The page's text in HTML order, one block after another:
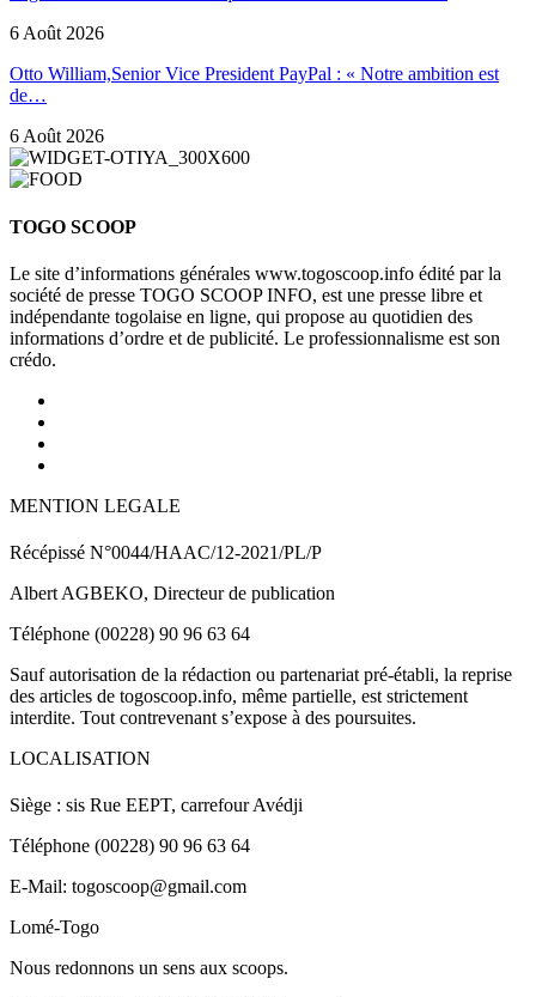
6 Août 2026
Otto William,Senior Vice President PayPal : « Notre ambition est
de…
6 Août 2026
TOGO SCOOP
Le site d’informations générales www.togoscoop.info édité par la
société de presse TOGO SCOOP INFO, est une presse libre et
indépendante togolaise en ligne, qui propose au quotidien des
informations d’ordre et de publicité. Le professionnalisme est son
crédo.
MENTION LEGALE
Récépissé N°0044/HAAC/12-2021/PL/P
Albert AGBEKO, Directeur de publication
Téléphone (00228) 90 96 63 64
Sauf autorisation de la rédaction ou partenariat pré-établi, la reprise
des articles de togoscoop.info, même partielle, est strictement
interdite. Tout contrevenant s’expose à des poursuites.
LOCALISATION
Siège : sis Rue EEPT, carrefour Avédji
Téléphone (00228) 90 96 63 64
E-Mail: togoscoop@gmail.com
Lomé-Togo
Nous redonnons un sens aux scoops.